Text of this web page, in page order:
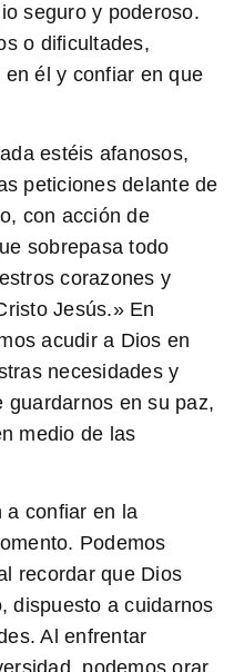
seguro y poderoso.
o dificultades,
él y confiar en que
estéis afanosos,
peticiones delante de
con acción de
sobrepasa todo
corazones y
Jesús.» En
acudir a Dios en
necesidades y
guardarnos en su paz,
medio de las
a confiar en la
Podemos
recordar que Dios
dispuesto a cuidarnos
Al enfrentar